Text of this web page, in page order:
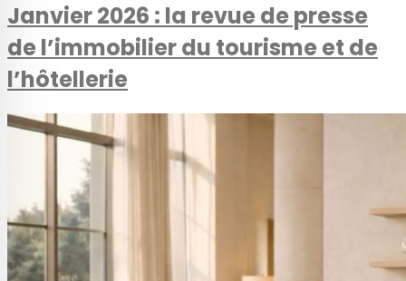
Janvier 2026 : la revue de presse
de l’immobilier du tourisme et de
l’hôtellerie